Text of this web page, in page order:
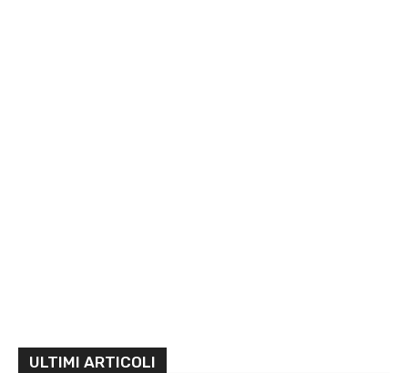
ULTIMI ARTICOLI